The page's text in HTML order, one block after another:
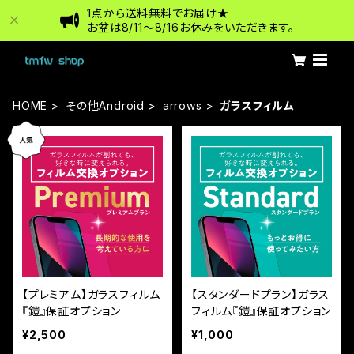
1点から送料無料でお届け★
お盆は8/11〜8/16お休みをいただきます。
HOME その他Android arrows ガラスフィルム
【プレミアム】ガラスフィルム
『鎧』保証オプション
¥2,500
【スタンダードプラン】ガラス
フィルム『鎧』保証オプション
¥1,000